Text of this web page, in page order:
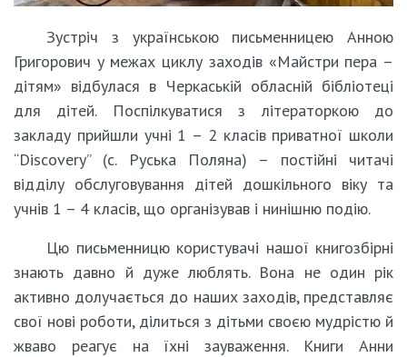
Зустріч з українською письменницею Анною
Григорович у межах циклу заходів «Майстри пера –
дітям» відбулася в Черкаській обласній бібліотеці
для дітей. Поспілкуватися з літераторкою до
закладу прийшли учні 1 – 2 класів приватної школи
“Discovery” (c. Руська Поляна) – постійні читачі
відділу обслуговування дітей дошкільного віку та
учнів 1 – 4 класів, що організував і нинішню подію.
Цю письменницю користувачі нашої книгозбірні
знають давно й дуже люблять. Вона не один рік
активно долучається до наших заходів, представляє
свої нові роботи, ділиться з дітьми своєю мудрістю й
жваво реагує на їхні зауваження. Книги Анни